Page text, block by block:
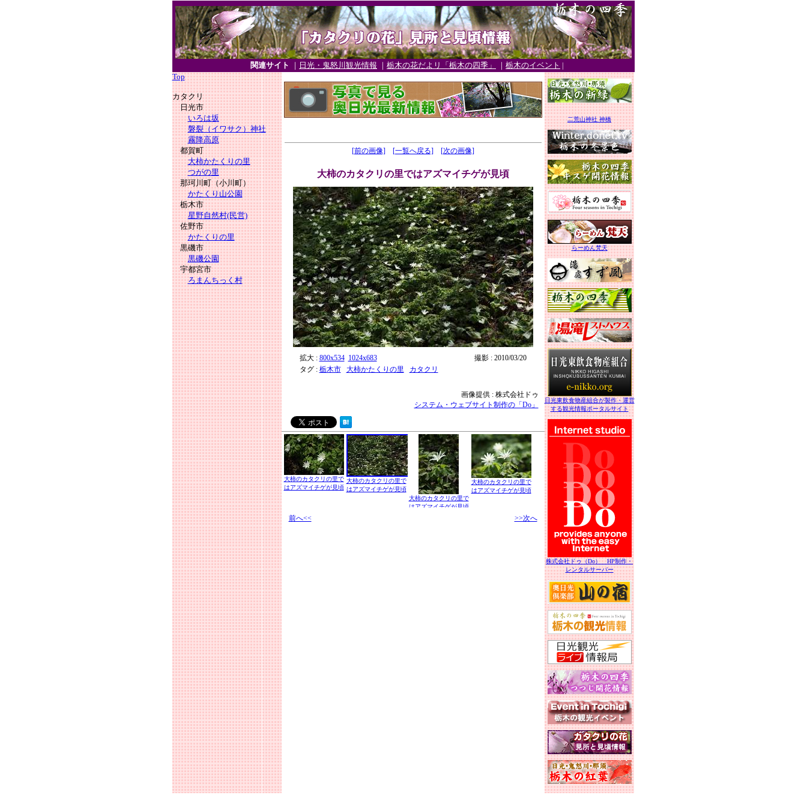
関連サイト ｜ 日光・鬼怒川観光情報 ｜ 栃木の花だよリ「栃木の四季」 ｜ 栃木のイベント |
Top
カタクリ
日光市
いろは坂
磐裂（イワサク）神社
霧降高原
都賀町
大柿かたくりの里
つがの里
那珂川町（小川町）
かたくり山公園
栃木市
星野自然村(民営)
佐野市
かたくりの里
黒磯市
黒磯公園
宇都宮市
ろまんちっく村
[前の画像] [一覧へ戻る] [次の画像]
大柿のカタクリの里ではアズマイチゲが見頃
拡大 : 800x534 1024x683
撮影 : 2010/03/20
タグ : 栃木市 大柿かたくりの里 カタクリ
画像提供 : 株式会社ドゥ
システム・ウェブサイト制作の「Do」
大柿のカタクリの里で
はアズマイチゲが見頃
大柿のカタクリの里で
はアズマイチゲが見頃
大柿のカタクリの里で
はアズマイチゲが見頃
大柿のカタクリの里で
はアズマイチゲが見頃
前へ<< >>次へ
二荒山神社 神橋
らーめん梵天
日光東飲食物産組合が製作・運営
する観光情報ポータルサイト
株式会社ドゥ（Do） HP制作・
レンタルサーバー